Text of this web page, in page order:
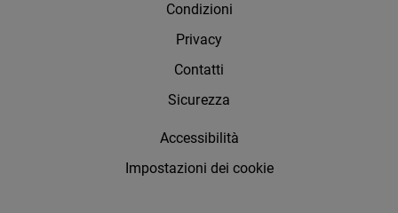
Condizioni
Privacy
Contatti
Sicurezza
Accessibilità
Impostazioni dei cookie